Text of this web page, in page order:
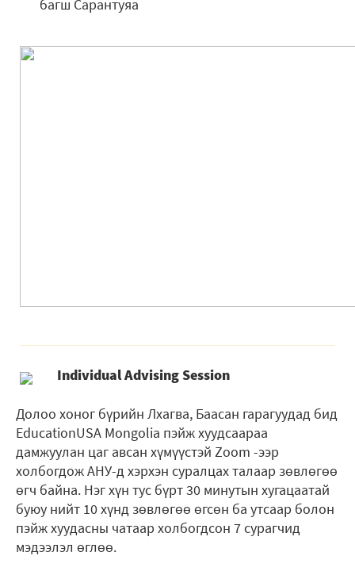
багш Сарантуяа
Individual Advising Session
Долоо хоног бүрийн Лхагва, Баасан гарагуудад бид
EducationUSA Mongolia пэйж хуудсаараа
дамжуулан цаг авсан хүмүүстэй Zoom -ээр
холбогдож АНУ-д хэрхэн суралцах талаар зөвлөгөө
өгч байна. Нэг хүн тус бүрт 30 минутын хугацаатай
буюу нийт 10 хүнд зөвлөгөө өгсөн ба утсаар болон
пэйж хуудасны чатаар холбогдсон 7 сурагчид
мэдээлэл өглөө.